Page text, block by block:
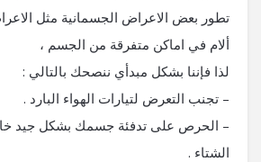
تطور بعض الاعراض الجسمانية مثل
ألام في اماكن متفرقة من الجسم ،
لذا فإننا بشكل مبدأي ننصحك بالتالي :
– تجنب التعرض لتيارات الهواء البارد .
– الحرص على تدفئة جسمك بشكل جيد
الشتاء .